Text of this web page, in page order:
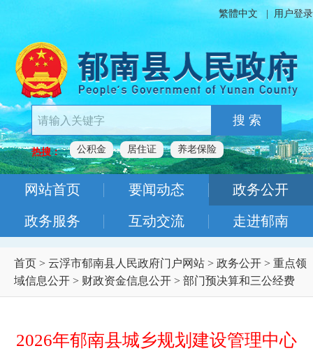
繁體中文 用户登录
搜 索
热搜： 公积金 居住证 养老保险
网站首页 要闻动态 政务公开
政务服务 互动交流 走进郁南
首页 > 云浮市郁南县人民政府门户网站 > 政务公开 > 重点领
域信息公开 > 财政资金信息公开 > 部门预决算和三公经费
2026年郁南县城乡规划建设管理中心